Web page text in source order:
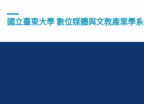
國立臺東大學 數位媒體與文教產業學系